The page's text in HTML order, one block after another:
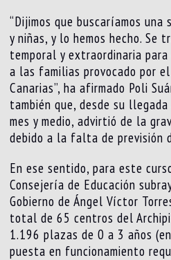
“Dijimos que buscaríamos
y niñas, y lo hemos hecho. Se
temporal y extraordinaria
a las familias provocado por
Canarias”, ha afirmado Poli
también que, desde su
mes y medio, advirtió de la
debido a la falta de previsión
En ese sentido, para este
Consejería de Educación
Gobierno de Ángel Víctor
total de 65 centros del
1.196 plazas de 0 a 3 años
puesta en funcionamiento